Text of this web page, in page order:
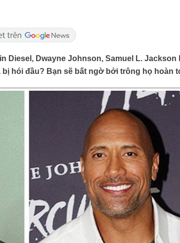
Diesel, Dwayne Johnson, Samuel L. Jackson
hói đầu? Bạn sẽ bất ngờ bởi trông họ hoàn